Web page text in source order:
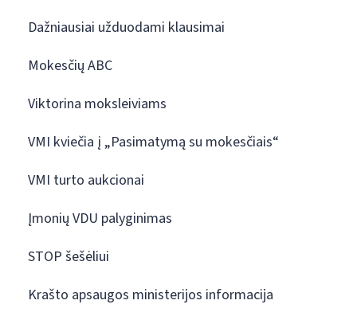
Dažniausiai užduodami klausimai
Mokesčių ABC
Viktorina moksleiviams
VMI kviečia į „Pasimatymą su mokesčiais“
VMI turto aukcionai
Įmonių VDU palyginimas
STOP šešėliui
Krašto apsaugos ministerijos informacija